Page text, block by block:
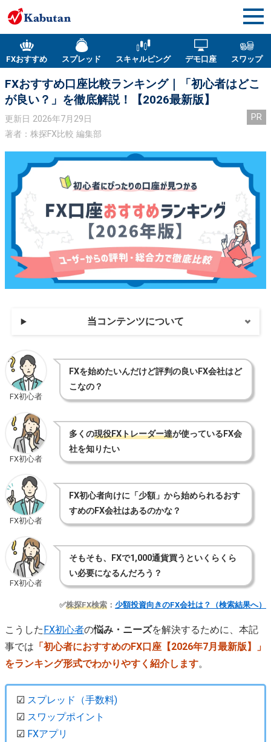
FXおすすめ スプレッド スキャルピング デモ口座 スワップ
FXおすすめ口座比較ランキング｜「初心者はどこ
が良い？」を徹底解説！【2026最新版】
更新日 2026年7月29日
PR
著者：株探FX比較 編集部
当コンテンツについて
FX初心者
FXを始めたいんだけど評判の良いFX会社はど
こなの？
FX初心者
多くの現役FXトレーダー達が使っているFX会
社を知りたい
FX初心者
FX初心者向けに「少額」から始められるおす
すめのFX会社はあるのかな？
FX初心者
そもそも、FXで1,000通貨買うといくらくら
い必要になるんだろう？
✅️株探FX検索 ： 少額投資向きのFX会社は？（検索結果へ）
こうしたFX初心者の悩み・ニーズを解決するために、本記
事では 「初心者におすすめのFX口座【2026年7月最新版】」
をランキング形式でわかりやすく紹介します。
☑ スプレッド（手数料)
☑ スワップポイント
☑ FXアプリ